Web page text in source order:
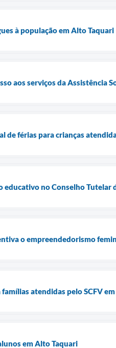
à população em Alto Taquari
aos serviços da Assistência
de férias para crianças
no Conselho Tutelar
o empreendedorismo
atendidas pelo SCFV
em Alto Taquari